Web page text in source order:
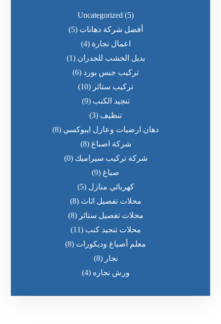
Uncategorized (5)
أفضل شركة دهانات (5)
اعمال نجارة (4)
بديل الخشب للجدران (1)
تركيب جبس بورد (6)
تركيب ستائر (10)
تنجيد الكنب (9)
تنظيف (3)
دهان ارضيات وعازل ايبوكسي (8)
شركة اصباغ (8)
شركة تركيب سيراميك (0)
صباغ (9)
كهربائي منازل (5)
محلات تفصيل اثاث (8)
محلات تفصيل ستائر (8)
محلات تنجيد كنب (11)
معلم أصباغ وديكورات (8)
نجار (8)
ورش نجاره (4)